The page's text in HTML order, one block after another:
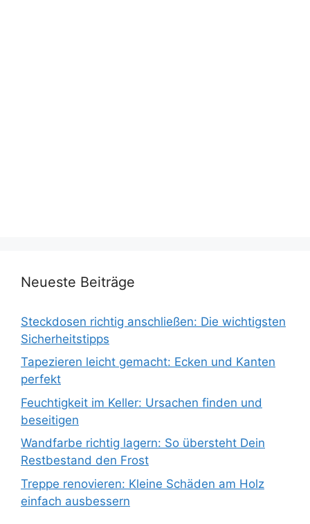
Neueste Beiträge
Steckdosen richtig anschließen: Die wichtigsten
Sicherheitstipps
Tapezieren leicht gemacht: Ecken und Kanten
perfekt
Feuchtigkeit im Keller: Ursachen finden und
beseitigen
Wandfarbe richtig lagern: So übersteht Dein
Restbestand den Frost
Treppe renovieren: Kleine Schäden am Holz
einfach ausbessern